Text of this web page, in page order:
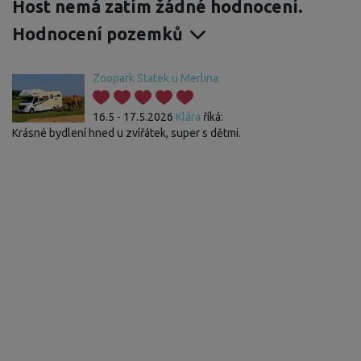
Host nemá zatím žádné hodnocení.
Hodnocení pozemků
Zoopark Statek u Merlina
16.5 - 17.5.2026 Klára říká:
Krásné bydlení hned u zvířátek, super s dětmi.